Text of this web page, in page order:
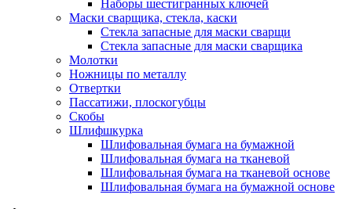
Наборы шестигранных ключей
Маски сварщика, стекла, каски
Стекла запасные для маски сварщи
Стекла запасные для маски сварщика
Молотки
Ножницы по металлу
Отвертки
Пассатижи, плоскогубцы
Скобы
Шлифшкурка
Шлифовальная бумага на бумажной
Шлифовальная бумага на тканевой
Шлифовальная бумага на тканевой основе
Шлифовальная бумага на бумажной основе